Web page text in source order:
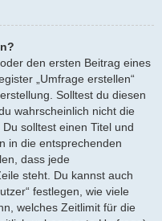
den ersten Beitrag eines
„Umfrage erstellen“
Solltest du diesen
wahrscheinlich nicht die
solltest einen Titel und
in die entsprechenden
dass jede
steht. Du kannst auch
festlegen, wie viele
welches Zeitlimit für die